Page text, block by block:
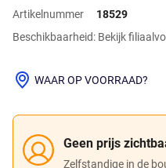
Artikelnummer
18529
Beschikbaarheid: Bekijk
Geen prijs
Zelfstandige in de
WAAR OP VOORRAAD?